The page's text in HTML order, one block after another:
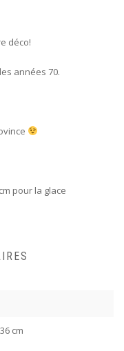
déco!
années 70.
pour la glace
cm